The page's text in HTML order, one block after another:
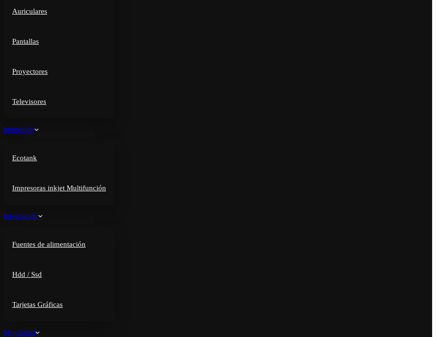
Auriculares
Pantallas
Proyectores
Televisores
Impresión
Ecotank
Impresoras inkjet Multifunción
Integración
Fuentes de alimentación
Hdd / Ssd
Tarjetas Gráficas
Movilidad